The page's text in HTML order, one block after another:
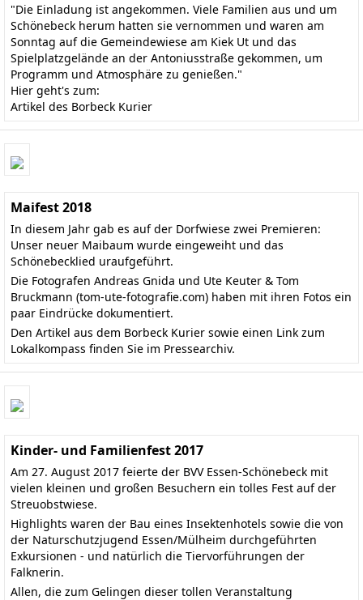
"Die Einladung ist angekommen. Viele Familien aus und um
Schönebeck herum hatten sie vernommen und waren am
Sonntag auf die Gemeindewiese am Kiek Ut und das
Spielplatzgelände an der Antoniusstraße gekommen, um
Programm und Atmosphäre zu genießen."
Hier geht's zum:
Artikel des Borbeck Kurier
Maifest 2018
In diesem Jahr gab es auf der Dorfwiese zwei Premieren:
Unser neuer Maibaum wurde eingeweiht und das
Schönebecklied uraufgeführt.
Die Fotografen Andreas Gnida und Ute Keuter & Tom
Bruckmann (tom-ute-fotografie.com) haben mit ihren Fotos ein
paar Eindrücke dokumentiert.
Den Artikel aus dem Borbeck Kurier sowie einen Link zum
Lokalkompass finden Sie im Pressearchiv.
Kinder- und Familienfest 2017
Am 27. August 2017 feierte der BVV Essen-Schönebeck mit
vielen kleinen und großen Besuchern ein tolles Fest auf der
Streuobstwiese.
Highlights waren der Bau eines Insektenhotels sowie die von
der Naturschutzjugend Essen/Mülheim durchgeführten
Exkursionen - und natürlich die Tiervorführungen der
Falknerin.
Allen, die zum Gelingen dieser tollen Veranstaltung